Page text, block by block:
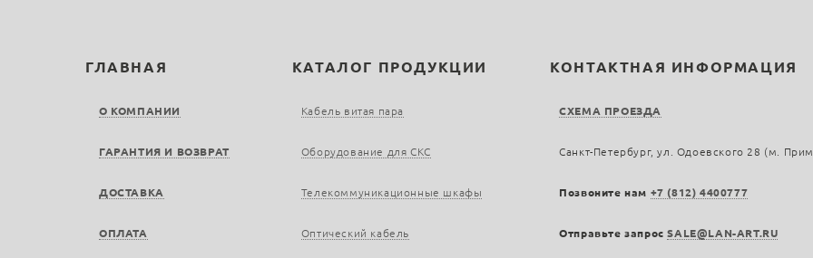
ГЛАВНАЯ
О КОМПАНИИ
ГАРАНТИЯ И ВОЗВРАТ
ДОСТАВКА
ОПЛАТА
КАТАЛОГ ПРОДУКЦИИ
Кабель витая пара
Оборудование для СКС
Телекоммуникационные шкафы
Оптический кабель
КОНТАКТНАЯ ИНФОРМАЦИЯ
СХЕМА ПРОЕЗДА
Санкт-Петербург, ул. Одоевского 28 (м.
Позвоните нам +7 (812) 4400777
Отправьте запросSALE@LAN-ART.RU